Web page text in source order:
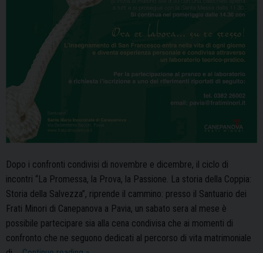
Dopo i confronti condivisi di novembre e dicembre, il ciclo di
incontri “La Promessa, la Prova, la Passione. La storia della Coppia:
Storia della Salvezza”, riprende il cammino: presso il Santuario dei
Frati Minori di Canepanova a Pavia, un sabato sera al mese è
possibile partecipare sia alla cena condivisa che ai momenti di
confronto che ne seguono dedicati al percorso di vita matrimoniale